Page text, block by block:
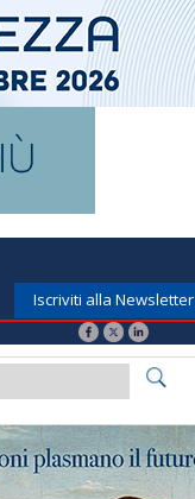
Iscriviti alla Newsletter